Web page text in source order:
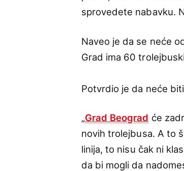
sprovedete nabavku.
Naveo je da se neće
Grad ima 60
Potvrdio je da neće
„Grad Beograd će
novih trolejbusa. A to
linija, to nisu čak ni
da bi mogli da